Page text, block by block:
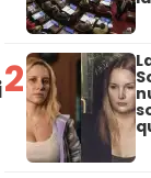
2